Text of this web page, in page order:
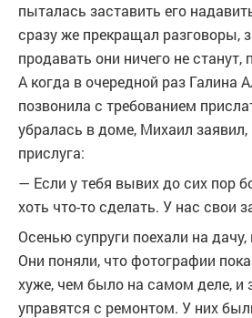
пыталась заставить его
сразу же прекращал разговоры,
продавать они ничего не станут,
А когда в очередной раз Галина
позвонила с требованием
убралась в доме, Михаил заявил,
прислуга:
— Если у тебя вывих до сих пор
хоть что-то сделать. У нас свои
Осенью супруги поехали на
Они поняли, что фотографии
хуже, чем было на самом деле, и
управятся с ремонтом. У них